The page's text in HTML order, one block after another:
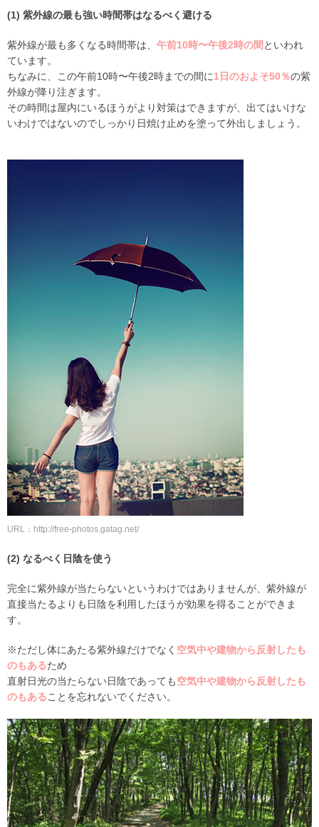
(1) 紫外線の最も強い時間帯はなるべく避ける
紫外線が最も多くなる時間帯は、 午前10時〜午後2時の間 といわれ
ています。
ちなみに、この午前10時〜午後2時までの間に1日のおよそ50％の紫
外線が降り注ぎます。
その時間は屋内にいるほうがより対策はできますが、出てはいけな
いわけではないのでしっかり日焼け止めを塗って外出しましょう。
URL：http://free-photos.gatag.net/
(2) なるべく日陰を使う
完全に紫外線が当たらないというわけではありませんが、紫外線が
直接当たるよりも日陰を利用したほうが効果を得ることができま
す。
※ただし体にあたる紫外線だけでなく 空気中や建物から反射したも
のもあるため
直射日光の当たらない日陰であっても空気中や建物から反射したも
のもあることを忘れないでください。